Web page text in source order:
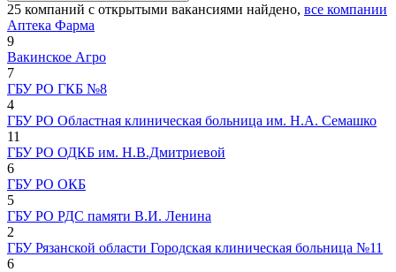
25 компаний с открытыми вакансиями найдено, все компании
Аптека Фарма
9
Вакинское Агро
7
ГБУ РО ГКБ №8
4
ГБУ РО Областная клиническая больница им. Н.А. Семашко
11
ГБУ РО ОДКБ им. Н.В.Дмитриевой
6
ГБУ РО ОКБ
5
ГБУ РО РДС памяти В.И. Ленина
2
ГБУ Рязанской области Городская клиническая больница №11
6